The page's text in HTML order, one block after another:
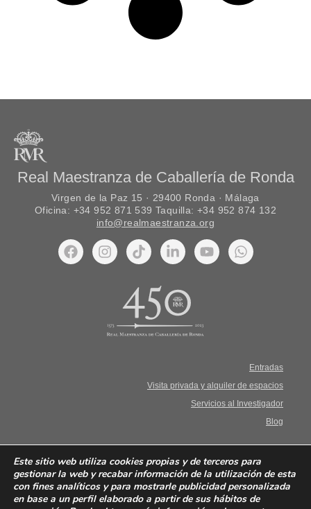
Real Maestranza de Caballería de Ronda
Virgen de la Paz 15 · 29400 Ronda · Málaga
Oficina: +34 952 871 539 Taquilla: +34 952 874 132
info@realmaestranza.org
Entradas
Visita privada y alquiler de espacios
Servicios al Investigador
Blog
Política de privacidad
Este sitio web utiliza cookies propias y de terceros para
gestionar la web y recabar información de la utilización de esta
con fines analíticos y para mostrarle publicidad personalizada
en base a un perfil elaborado a partir de sus hábitos de